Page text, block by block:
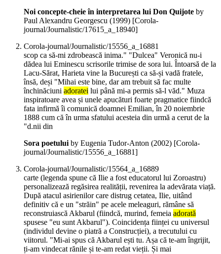
Noi concepte-cheie în interpretarea lui Don Quijote by
Paul Alexandru Georgescu (1999) [Corola-
journal/Journalistic/17615_a_18940]
Corola-journal/Journalistic/15556_a_16881
scop ca să-mi zdrobească inima." "Dulcea" Veronică nu-i
dădea lui Eminescu scrisorile trimise de sora lui. Întoarsă de la
Lacu-Sărat, Harieta vine la București ca să-și vadă fratele,
însă, deși "Mihai este bine, dar am trebuit să fac multe
închinăciuni adoratei lui până mi-a permis să-l văd." Muza
inspiratoare avea și unele apucături foarte pragmatice fiindcă
fata infirmă îi comunică doamnei Emilian, în 20 noiembrie
1888 cum că în urma sfatului acesteia din urmă a cerut de la
"d.nii din
Sora poetuluiby Eugenia Tudor-Anton (2002) [Corola-
journal/Journalistic/15556_a_16881]
Corola-journal/Journalistic/15564_a_16889
carte (legenda spune că Ilie a fost educatorul lui Zoroastru)
personalizează regăsirea realității, revenirea la adevărata viață.
După atacul asirienilor care distrug cetatea, Ilie, uitând
definitiv că e un "străin" pe acele meleaguri, rămâne să
reconstruiască Akbarul (fiindcă, murind, femeia adorată
spusese "eu sunt Akbarul"). Coincidența ființei cu universul
(individul devine o piatră a Construcției), a trecutului cu
viitorul. "Mi-ai spus că Akbarul ești tu. Așa că te-am îngrijit,
ți-am vindecat rănile și te-am redat vieții. Și mai